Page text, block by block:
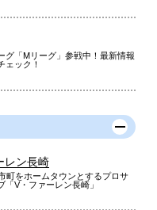
グ「Mリーグ」参戦中！最新情報
ェック！
レン長崎
町をホームタウンとするプロサ
「V・ファーレン長崎」